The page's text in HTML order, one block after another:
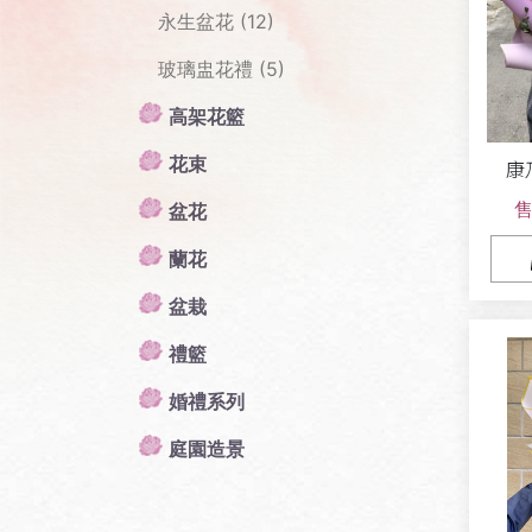
永生盆花 (12)
玻璃盅花禮 (5)
高架花籃
花束
盆花
蘭花
盆栽
禮籃
婚禮系列
庭園造景
康